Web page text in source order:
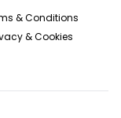
& Conditions
& Cookies